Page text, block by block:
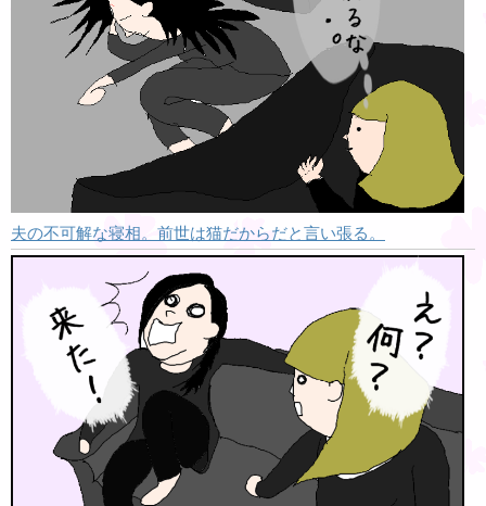
夫の不可解な寝相。前世は猫だからだと言い張る。